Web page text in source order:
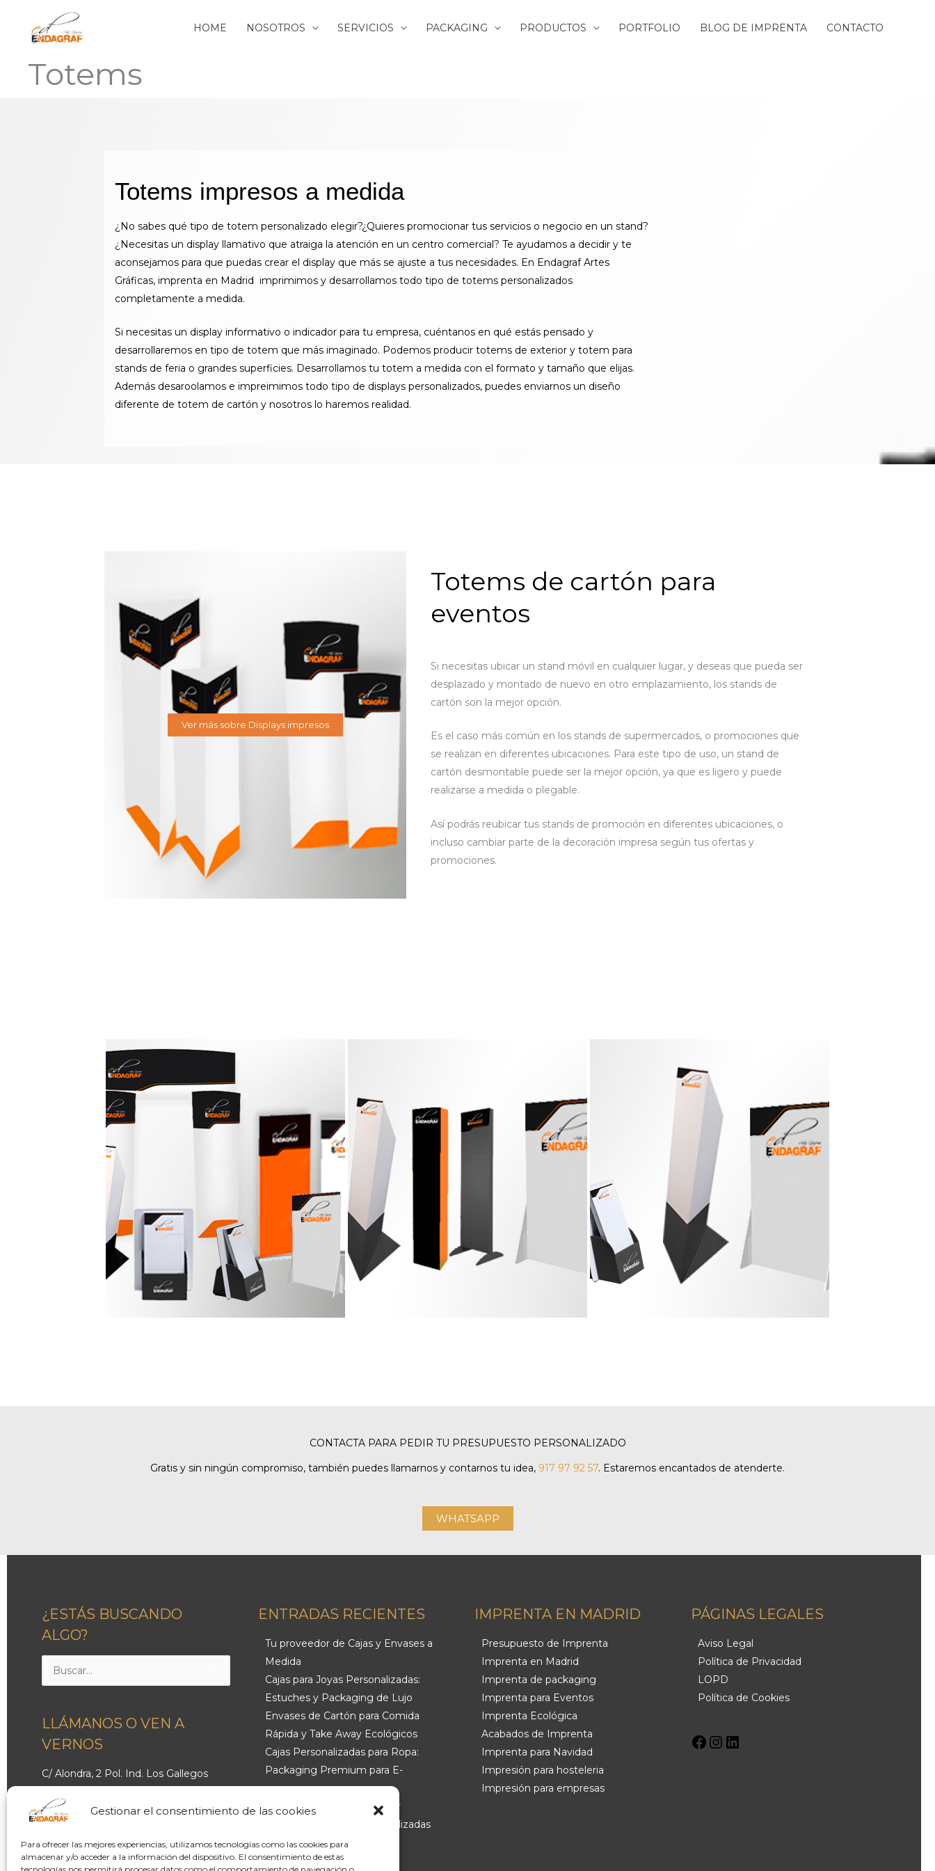
Gestionar el consentimiento de las cookies
Para ofrecer las mejores experiencias, utilizamos tecnologías como las cookies para
almacenar y/o acceder a la información del dispositivo. El consentimiento de estas
contenido
HOME NOSOTROS SERVICIOS PACKAGING PRODUCTOS PORTFOLIO BLOG DE IMPRENTA CONTACTO
Totems
Totems impresos a medida
¿No sabes qué tipo de totem personalizado elegir?¿Quieres promocionar tus servicios o negocio en un stand?
¿Necesitas un display llamativo que atraiga la atención en un centro comercial? Te ayudamos a decidir y te
aconsejamos para que puedas crear el display que más se ajuste a tus necesidades. En Endagraf Artes
Gráficas, imprenta en Madrid imprimimos y desarrollamos todo tipo de totems personalizados
completamente a medida.
Si necesitas un display informativo o indicador para tu empresa, cuéntanos en qué estás pensado y
desarrollaremos en tipo de totem que más imaginado. Podemos producir totems de exterior y totem para
stands de feria o grandes superficies. Desarrollamos tu totem a medida con el formato y tamaño que elijas.
Además desaroolamos e impreimimos todo tipo de displays personalizados, puedes enviarnos un diseño
diferente de totem de cartón y nosotros lo haremos realidad.
Ver más sobre Displays impresos
Totems de cartón para
eventos
Si necesitas ubicar un stand móvil en cualquier lugar, y deseas que pueda ser
desplazado y montado de nuevo en otro emplazamiento, los stands de
cartón son la mejor opción.
Es el caso más común en los stands de supermercados, o promociones que
se realizan en diferentes ubicaciones. Para este tipo de uso, un stand de
cartón desmontable puede ser la mejor opción, ya que es ligero y puede
realizarse a medida o plegable.
Así podrás reubicar tus stands de promoción en diferentes ubicaciones, o
incluso cambiar parte de la decoración impresa según tus ofertas y
promociones.
CONTACTA PARA PEDIR TU PRESUPUESTO PERSONALIZADO
Gratis y sin ningún compromiso, también puedes llamarnos y contarnos tu idea, 917 97 92 57. Estaremos encantados de atenderte.
WHATSAPP
¿ESTÁS BUSCANDO
ALGO?
Buscar
LLÁMANOS O VEN A
VERNOS
C/ Alondra, 2 Pol. Ind. Los Gallegos
Email:
endagraf@endagraf.com
Fax:91 505 18 21
ENTRADAS RECIENTES
Tu proveedor de Cajas y Envases a
Medida
Cajas para Joyas Personalizadas:
Estuches y Packaging de Lujo
Envases de Cartón para Comida
Rápida y Take Away Ecológicos
Cajas Personalizadas para Ropa:
Packaging Premium para E-
commerce
Claves para dar con el mejor
proveedor de cajas personalizadas
en España
IMPRENTA EN MADRID
Presupuesto de Imprenta
Imprenta en Madrid
Imprenta de packaging
Imprenta para Eventos
Imprenta Ecológica
Acabados de Imprenta
Imprenta para Navidad
Impresión para hosteleria
Impresión para empresas
PÁGINAS LEGALES
Aviso Legal
Política de Privacidad
LOPD
Política de Cookies
Facebook
Instagram
LinkedIn